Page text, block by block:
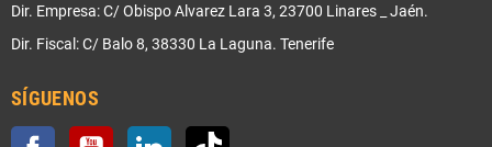
Dir. Empresa: C/ Obispo Alvarez Lara 3, 23700 Linares _ Jaén.
Dir. Fiscal: C/ Balo 8, 38330 La Laguna. Tenerife
SÍGUENOS
Facebook YouTube LinkedIn